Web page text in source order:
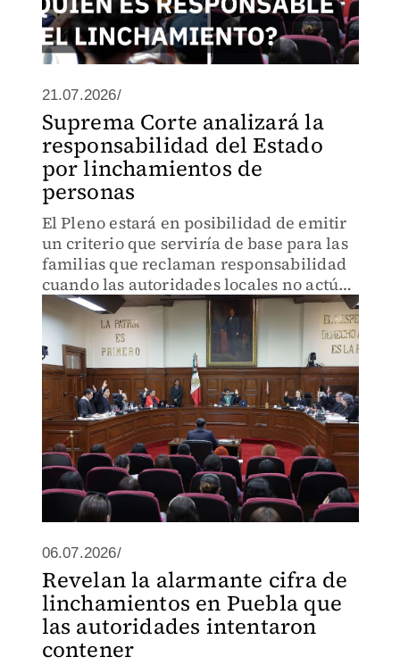
21.07.2026/
Suprema Corte analizará la
responsabilidad del Estado
por linchamientos de
personas
El Pleno estará en posibilidad de emitir
un criterio que serviría de base para las
familias que reclaman responsabilidad
cuando las autoridades locales no actúan
para salvar a las víctimas.
06.07.2026/
Revelan la alarmante cifra de
linchamientos en Puebla que
las autoridades intentaron
contener